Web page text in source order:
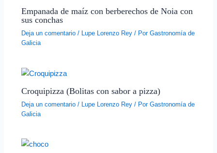
Empanada de maíz con berberechos de Noia con
sus conchas
Deja un comentario / Lupe Lorenzo Rey / PorGastronomía de
Galicia
Croquipizza (Bolitas con sabor a pizza)
Deja un comentario / Lupe Lorenzo Rey / PorGastronomía de
Galicia